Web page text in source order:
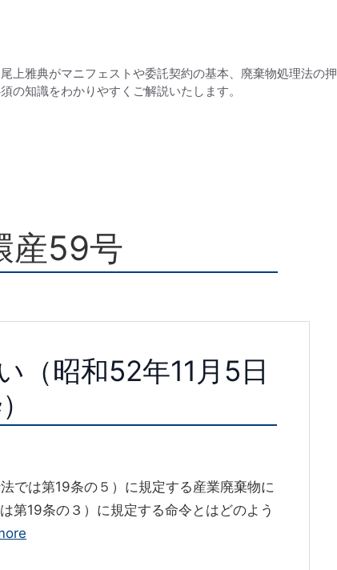
上雅典がマニフェストや委託契約の基本、廃棄物処理法の押
の知識をわかりやすくご解説いたします。
産59号
（昭和52年11月5日
では第19条の５）に規定する産業廃棄物に
第19条の３）に規定する命令とはどのよう